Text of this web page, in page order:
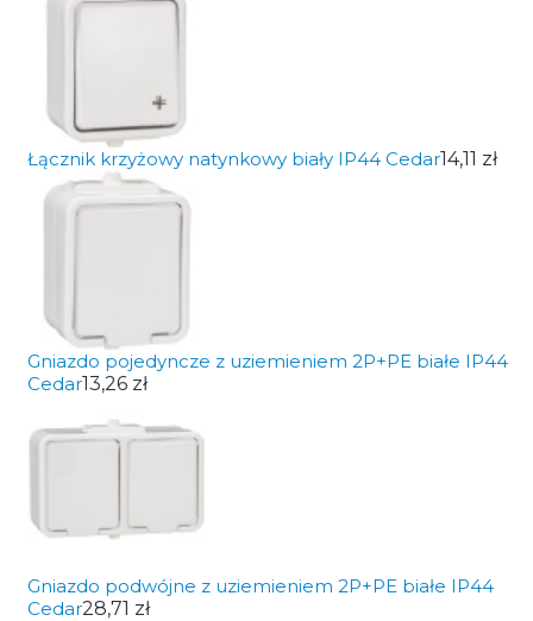
Łącznik krzyżowy natynkowy biały IP44 Cedar14,11 zł
Gniazdo pojedyncze z uziemieniem 2P+PE białe IP44
Cedar13,26 zł
Gniazdo podwójne z uziemieniem 2P+PE białe IP44
Cedar28,71 zł